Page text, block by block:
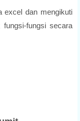
excel dan mengikuti
fungsi-fungsi secara